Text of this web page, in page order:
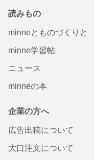
読みもの
minneとものづくりと
minne学習帖
ニュース
minneの本
企業の方へ
広告出稿について
大口注文について